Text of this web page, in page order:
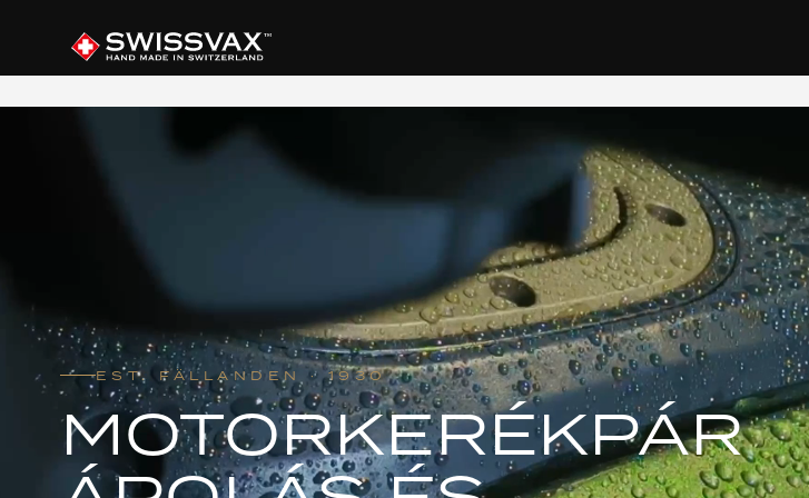
EST. FÄLLANDEN · 1930
MOTORKERÉKPÁR